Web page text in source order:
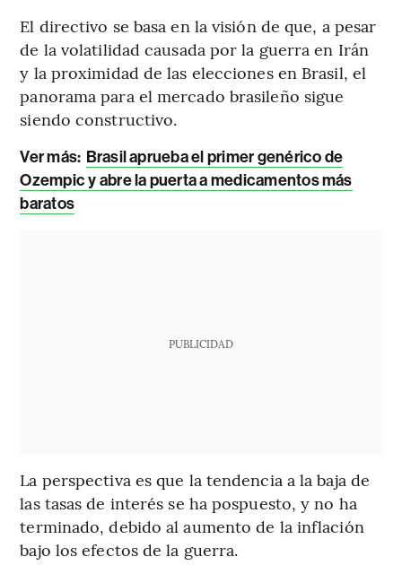
El directivo se basa en la visión de que, a pesar
de la volatilidad causada por la guerra en Irán
y la proximidad de las elecciones en Brasil, el
panorama para el mercado brasileño sigue
siendo constructivo.
Ver más: Brasil aprueba el primer genérico de
Ozempic y abre la puerta a medicamentos más
baratos
PUBLICIDAD
La perspectiva es que la tendencia a la baja de
las tasas de interés se ha pospuesto, y no ha
terminado, debido al aumento de la inflación
bajo los efectos de la guerra.